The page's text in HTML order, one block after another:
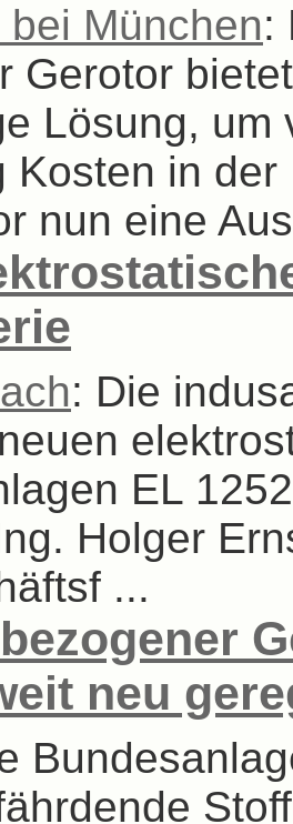
München:
Gerotor
Lösung,
Kosten in
nun eine
: Die
EL
Holger
...
neu